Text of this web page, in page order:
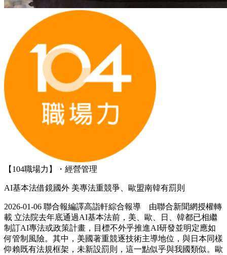
【104職場力】・經營管理
AI基本法借鏡國外 美專法重競爭、歐盟南韓有罰則
2026-01-06 聯合報編譯高詣軒綜合報導 由聯合新聞網授權轉
載 立法院去年底通過AI基本法前，美、歐、日、韓都已相繼
制訂AI專法或政策計畫，目標不外乎推進AI研發並明定應如
何管制風險。其中，美國著重競逐技術主導地位，與日本同樣
仰賴既有法規框架，未新設罰則，這一點似乎與我國類似。歐